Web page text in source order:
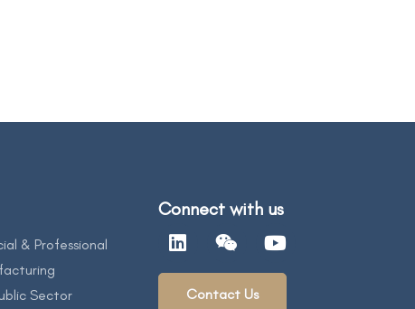
& Professional
Sector
Connect with us
Contact Us